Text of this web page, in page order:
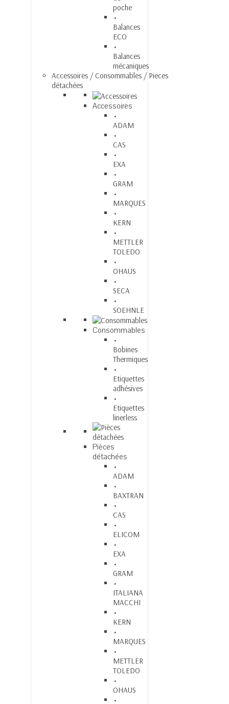
poche
Balances
ECO
Balances
mécaniques
Accessoires / Consommables / Pieces
détachées
Accessoires
ADAM
CAS
EXA
GRAM
MARQUES
KERN
METTLER
TOLEDO
OHAUS
SECA
SOEHNLE
Consommables
Bobines
Thermiques
Etiquettes
adhésives
Etiquettes
linerless
Pièces
détachées
ADAM
BAXTRAN
CAS
ELICOM
EXA
GRAM
ITALIANA
MACCHI
KERN
MARQUES
METTLER
TOLEDO
OHAUS